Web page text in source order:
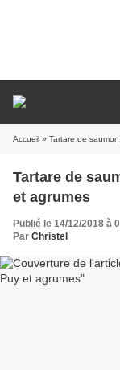
Accueil » Tartare de
Tartare de
et agrumes
Publié le 14/12/2018 à
Par Christel